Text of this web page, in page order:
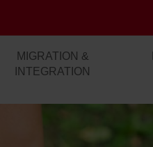
MIGRATION &
INTEGRATION